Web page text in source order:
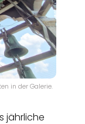
in der Galerie.
jährliche